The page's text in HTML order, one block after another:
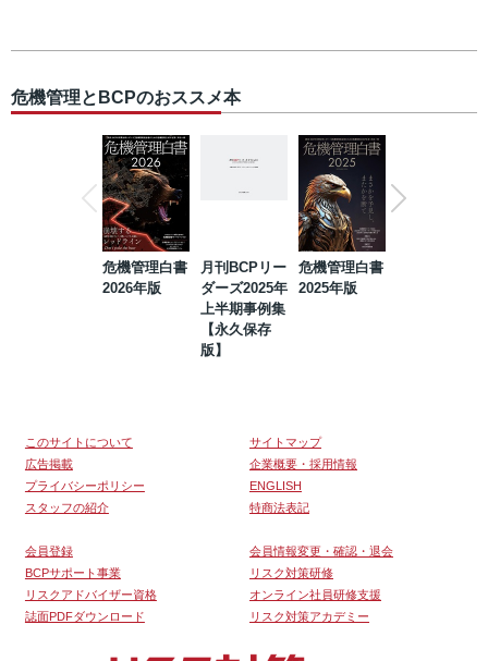
危機管理とBCPのおススメ本
危機管理白書
2026年版
月刊BCPリー
ダーズ2025年
上半期事例集
【永久保存
版】
危機管理白書
2025年版
このサイトについて
サイトマップ
広告掲載
企業概要・採用情報
プライバシーポリシー
ENGLISH
スタッフの紹介
特商法表記
会員登録
会員情報変更・確認・退会
BCPサポート事業
リスク対策研修
リスクアドバイザー資格
オンライン社員研修支援
誌面PDFダウンロード
リスク対策アカデミー